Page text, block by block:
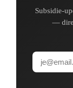
Subsidie-
—